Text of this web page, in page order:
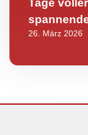
Tage
26. März 2026